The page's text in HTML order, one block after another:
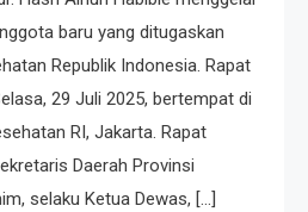
baru yang ditugaskan
Republik Indonesia. Rapat
29 Juli 2025, bertempat di
RI, Jakarta. Rapat
Daerah Provinsi
selaku Ketua Dewas, […]